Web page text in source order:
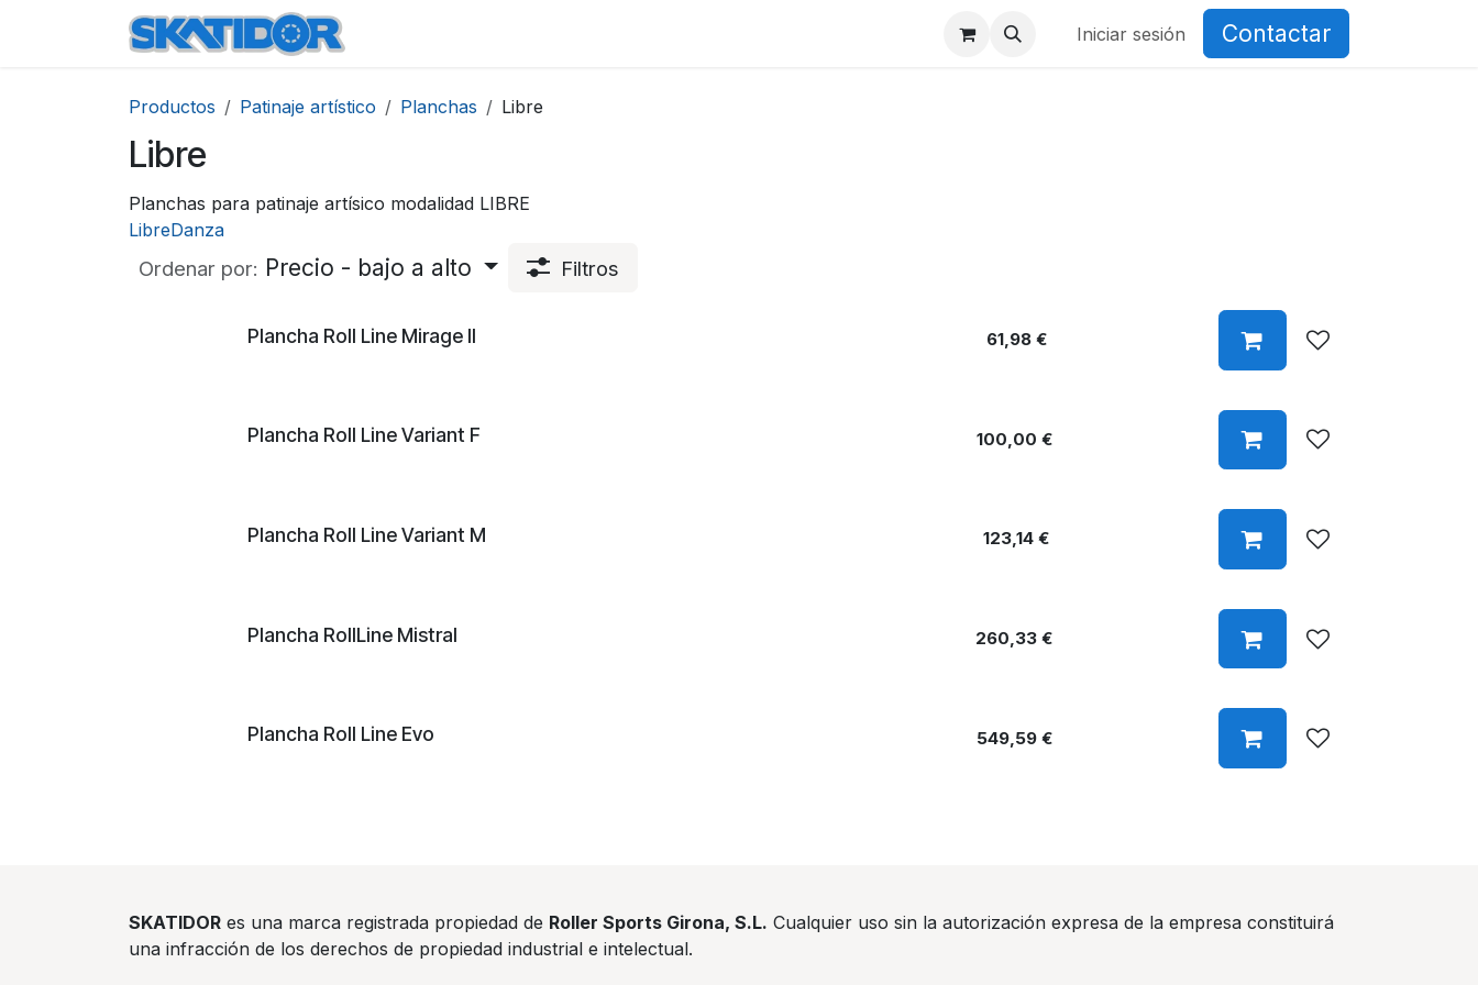
Ir al contenido
Iniciar sesión Contactar
Productos Patinaje artístico Planchas Libre
Libre
Planchas para patinaje artísico modalidad LIBRE
LibreDanza
Ordenar por: Precio - bajo a alto Filtros
Plancha Roll Line Mirage II 61,98€
Plancha Roll Line Variant F 100,00 €
Plancha Roll Line Variant M 123,14€
Plancha RollLine Mistral 260,33€
Plancha Roll Line Evo 549,59€
SKATIDOR es una marca registrada propiedad de Roller Sports Girona, S.L. Cualquier uso sin la autorización expresa de la empresa constituirá
una infracción de los derechos de propiedad industrial e intelectual.